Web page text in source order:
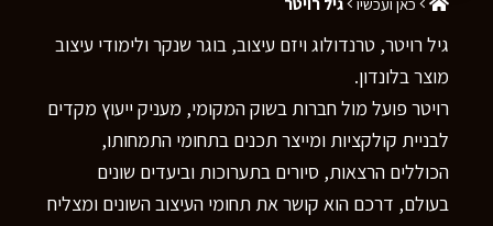
גיל רויטר, טרנדולוג ויזם עיצוב, בוגר שנקר ולימודי עיצוב
מוצר בלונדון.
רויטר פועל מול חברות בשוק המקומי, מעניק ייעוץ מקדים
לבניית קולקציות ומייצר תכנים בתחומי התמחותו,
הכוללים הרצאות, סיורים בתערוכות וביעדים שונים
בעולם, דרכם הוא קושר את תחומי העיצוב השונים ומצליח